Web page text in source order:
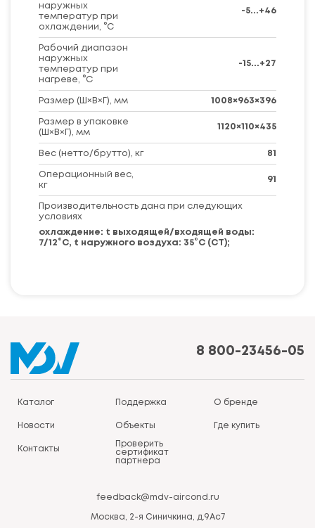
наружных
температур при
охлаждении, °C
-5...+46
Рабочий диапазон
наружных
температур при
нагреве, °C
-15...+27
Размер (Ш×В×Г), мм 1008×963×396
Размер в упаковке
(Ш×В×Г), мм
1120×110×435
Вес (нетто/брутто), кг 81
Операционный вес,
кг
91
Производительность дана при следующих
условиях
охлаждение: t выходящей/входящей воды:
7/12°С, t наружного воздуха: 35°С (СТ);
8 800-23456-05
Каталог Поддержка О бренде
Новости Объекты Где купить
Контакты
Проверить
сертификат
партнера
feedback@mdv-aircond.ru
Москва, 2-я Синичкина, д.9Ас7